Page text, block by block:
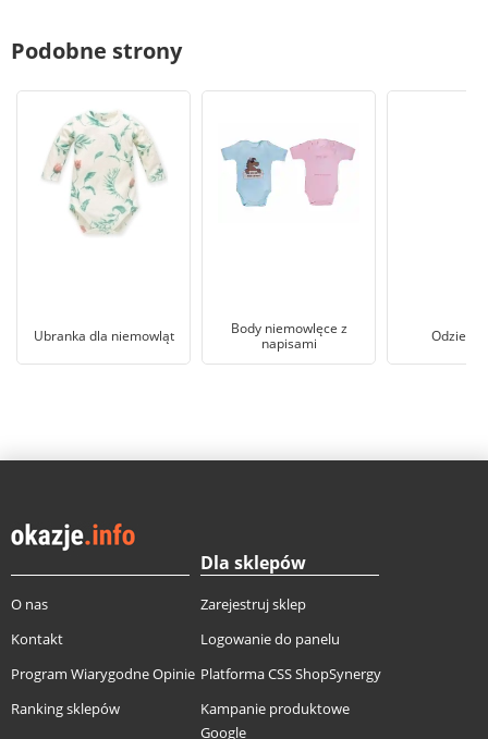
Podobne strony
Ubranka dla niemowląt
Body niemowlęce z
napisami
Odzież
O nas
Kontakt
Program Wiarygodne Opinie
Ranking sklepów
Dla sklepów
Zarejestruj sklep
Logowanie do panelu
Platforma CSS ShopSynergy
Kampanie produktowe
Google